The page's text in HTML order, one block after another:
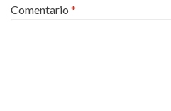
Comentario *